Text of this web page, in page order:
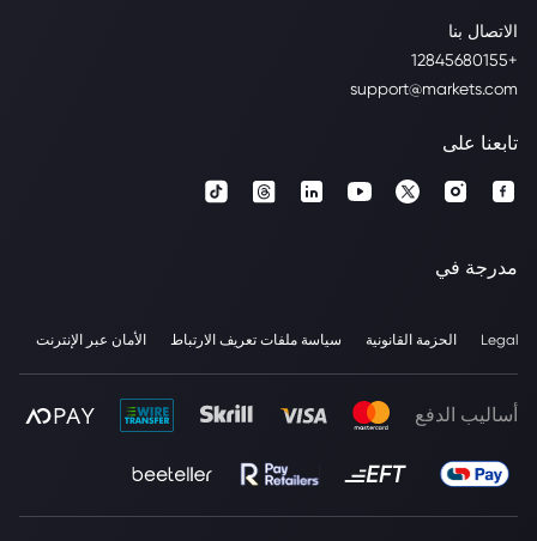
الاتصال بنا
+12845680155
support@markets.com
تابعنا على
مدرجة في
Legal الحزمة القانونية سياسة ملفات تعريف الارتباط الأمان عبر الإنترنت
أساليب الدفع